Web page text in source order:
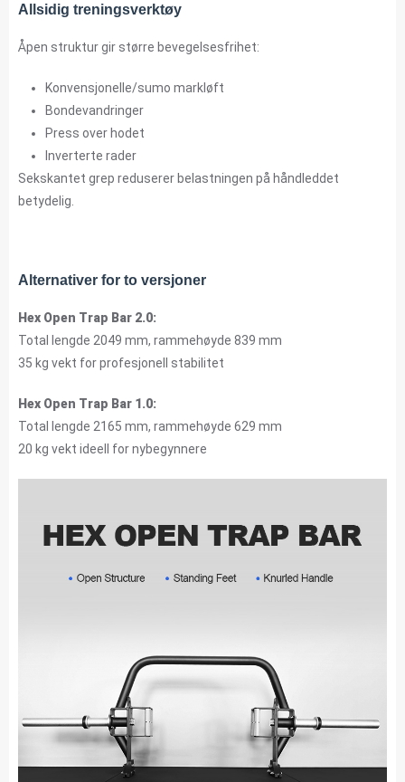
Allsidig treningsverktøy
Åpen struktur gir større bevegelsesfrihet:
Konvensjonelle/sumo markløft
Bondevandringer
Press over hodet
Inverterte rader
Sekskantet grep reduserer belastningen på håndleddet
betydelig.
Alternativer for to versjoner
Hex Open Trap Bar 2.0:
Total lengde 2049 mm, rammehøyde 839 mm
35 kg vekt for profesjonell stabilitet
Hex Open Trap Bar 1.0:
Total lengde 2165 mm, rammehøyde 629 mm
20 kg vekt ideell for nybegynnere